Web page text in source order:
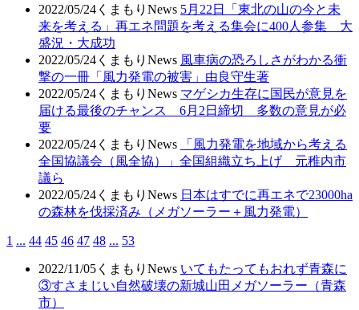
2022/05/24 くまもりNews 5月22日「東北の山の今と未
来を考える」再エネ問題を考える集会に400人参集 大
盛況・大成功
2022/05/24 くまもりNews 風車病の恐ろしさがわかる衝
撃の一冊「風力発電の被害」由良守生著
2022/05/24 くまもりNews マゲシカ生存に国民が意見を
届ける最後のチャンス 6月2日締切 多数の意見が必
要
2022/05/24 くまもりNews
「風力発電を地域から考える
全国協議会（風全協）」全国組織立ち上げ 元稚内市
議ら
2022/05/24 くまもりNews 日本はすでに再エネで23000ha
の森林を伐採済み（メガソーラー＋風力発電）
1 ... 44 45 46 47 48 ... 53
2022/11/05 くまもりNews いてもたってもおれず青森に
③すさまじい自然破壊の新城山田メガソーラー（青森
市）